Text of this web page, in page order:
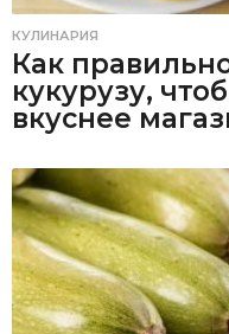
КУЛИНАРИЯ
Как
кукурузу,
вкуснее